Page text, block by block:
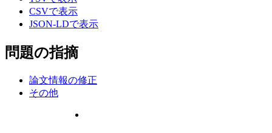
CSVで表示
JSON-LDで表示
問題の指摘
論文情報の修正
その他